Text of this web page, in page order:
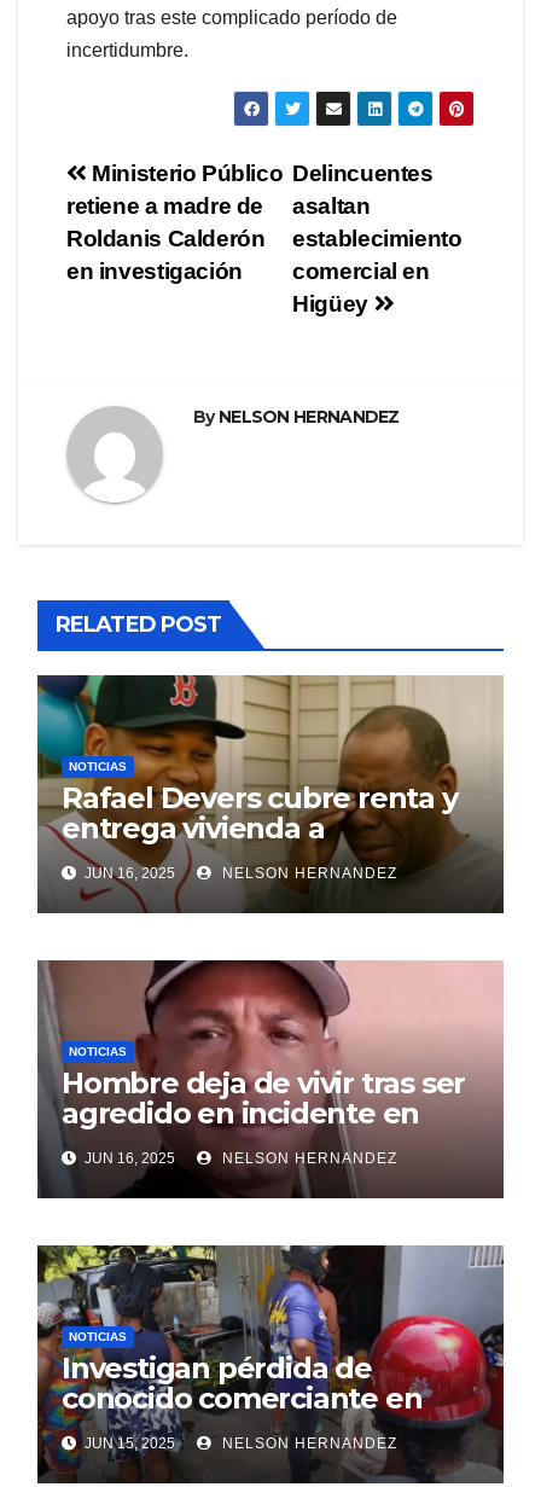
apoyo tras este complicado período de
incertidumbre.
Navegación
de
entradas
Delincuentes
asaltan
establecimiento
comercial en
Higüey
Ministerio Público
retiene a madre de
Roldanis Calderón
en investigación
ByNELSON HERNANDEZ
RELATED POST
NOTICIAS
Rafael Devers cubre renta y
entrega vivienda a
exentrenador en RD
JUN 16, 2025 NELSON HERNANDEZ
NOTICIAS
Hombre deja de vivir tras ser
agredido en incidente en
SDEJUN 16, 2025 NELSON HERNANDEZ
NOTICIAS
Investigan pérdida de
conocido comerciante en
Sosúa
JUN 15, 2025 NELSON HERNANDEZ